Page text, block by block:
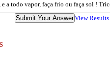
e a todo vapor, faça frio ou faça sol !
View Results